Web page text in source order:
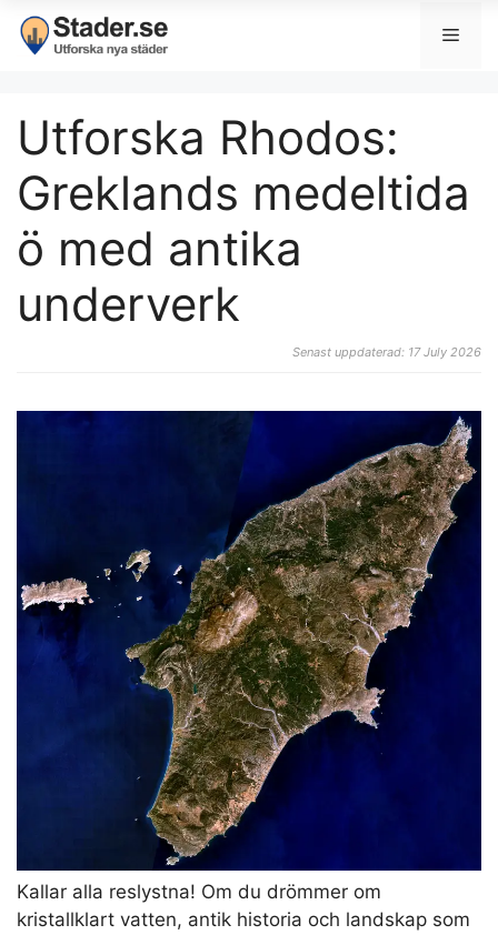
Utforska Rhodos:
Greklands medeltida
ö med antika
underverk
Senast uppdaterad: 17 July 2026
Kallar alla reslystna! Om du drömmer om
kristallklart vatten, antik historia och landskap som